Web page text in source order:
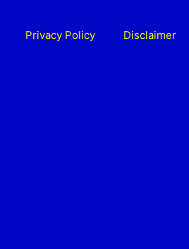
Privacy Policy Disclaimer